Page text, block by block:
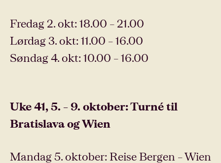
Fredag 2. okt: 18.00 – 21.00
Lørdag 3. okt: 11.00 – 16.00
Søndag 4. okt: 10.00 – 16.00
Uke 41, 5. – 9. oktober: Turné til
Bratislava og Wien
Mandag 5. oktober: Reise Bergen – Wien